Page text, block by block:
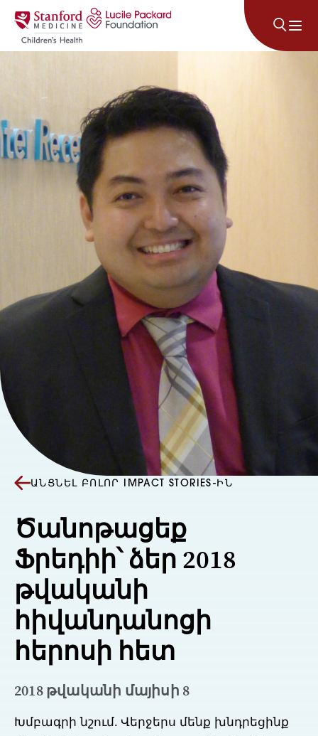
Անցնել բովանդակությանը
ԱՆՑՆԵԼ ԲՈԼՈՐ IMPACT STORIES-ԻՆ
Ծանոթացեք
Ֆրեդիի՝ ձեր 2018
թվականի
հիվանդանոցի
հերոսի հետ
2018 թվականի մայիսի 8
Խմբագրի նշում. Վերջերս մենք խնդրեցինք